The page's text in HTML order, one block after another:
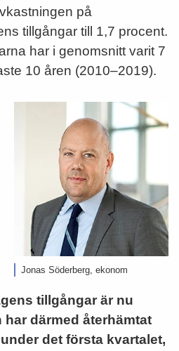
på
tillgångar till 1,7 procent.
har i genomsnitt varit 7
10 åren (2010–2019).
Jonas Söderberg, ekonom
tillgångar är nu
därmed återhämtat
det första kvartalet,